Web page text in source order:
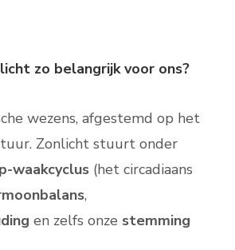
zo belangrijk voor ons?
wezens, afgestemd op het
Zonlicht stuurt onder
waakcyclus (het circadiaans
,
en zelfs onze stemming